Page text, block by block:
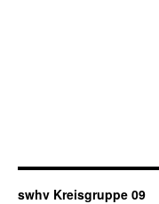
swhv Kreisgruppe 09